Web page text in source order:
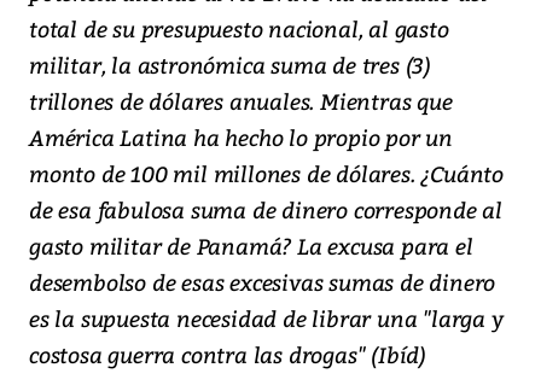
total de su presupuesto nacional, al gasto
militar, la astronómica suma de tres (3)
trillones de dólares anuales. Mientras que
América Latina ha hecho lo propio por un
monto de 100 mil millones de dólares. ¿Cuánto
de esa fabulosa suma de dinero corresponde al
gasto militar de Panamá? La excusa para el
desembolso de esas excesivas sumas de dinero
es la supuesta necesidad de librar una "larga y
costosa guerra contra las drogas" (Ibíd)